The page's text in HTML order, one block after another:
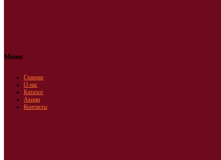
Меню
Главная
О нас
Каталог
Акции
Контакты